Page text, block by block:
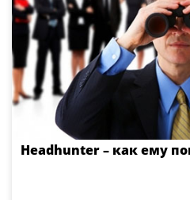
Нeadhunter – как ему